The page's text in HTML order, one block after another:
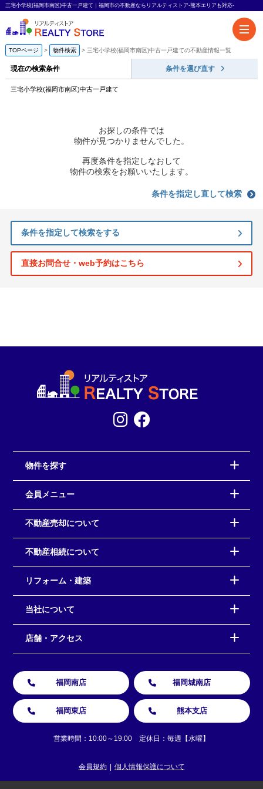
三宅小学校(福岡市南区)中古一戸建て｜福岡市の不動産ならリアルティストア-熊本エリアも対応-
TOPページ 物件検索 三宅小学校(福岡市南区)中古一戸建ての不動産情報一覧
現在の検索条件 条件を選び直す
三宅小学校(福岡市南区)中古一戸建て
お探しの条件では
物件が見つかりませんでした。
再度条件を指定しなおして
物件の検索をお願いいたします。
条件を指定し直して検索
条件を指定して検索をする
直接お問合せ・web予約はこちら
物件を探す
会員メニュー
不動産売却について
不動産相続について
リフォーム・建築
当社について
店舗・アクセス
福岡南店 福岡城南店
福岡東店 熊本支店
営業時間：10:00～19:00 定休日：毎週【水曜】
会員規約 個人情報保護について